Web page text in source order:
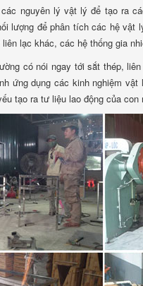
nguyên lý vật lý để tạo ra
lượng để phân tích các hệ
lạc khác, các hệ thống gia
có nói ngay tới sắt thép,
ứng dụng các kinh nghiệm
tạo ra tư liệu lao động của